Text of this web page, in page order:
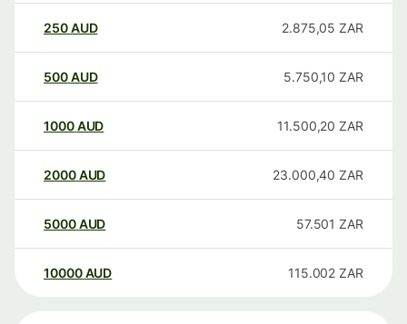
250AUD 2.875,05 ZAR
500AUD 5.750,10 ZAR
1000AUD 11.500,20 ZAR
2000AUD 23.000,40 ZAR
5000AUD 57.501 ZAR
10000 AUD 115.002 ZAR